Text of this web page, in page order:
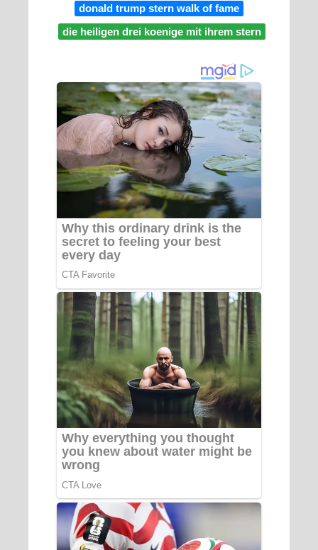
donald trump stern walk of fame
die heiligen drei koenige mit ihrem stern